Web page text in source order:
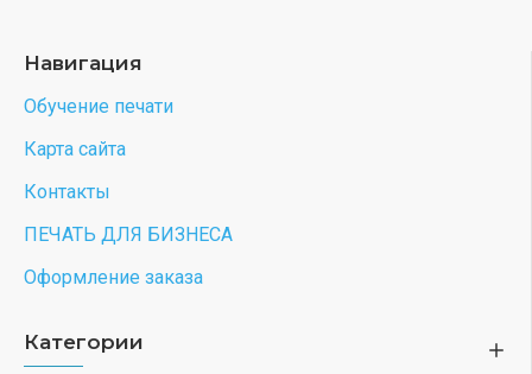
Навигация
Обучение печати
Карта сайта
Контакты
ПЕЧАТЬ ДЛЯ БИЗНЕСА
Оформление заказа
Категории